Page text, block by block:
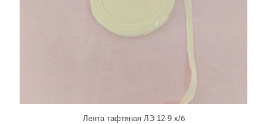
Лента тафтяная ЛЭ 12-9 х/б